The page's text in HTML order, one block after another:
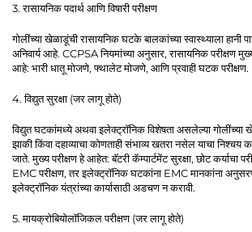
3. रासायनिक पदार्थ आणि विषारी परीक्षण
गोलींच्या खेळाडूंची रासायनिक घटके बालकांच्या स्वास्थ्याला हानी
अनिवार्य आहे. CCPSA नियमांच्या अनुसार, रासायनिक परीक्षण
आहे: भारी धातू मोजणे, फ्थालेट मोजणे, आणि प्रवाही घटक परीक्षण.
4. विद्युत सुरक्षा (जर लागू होते)
विद्युत घटकांमध्ये अथवा इलेक्ट्रॉनिक विशेषता असलेल्या गोलींच्या
झाकी किंवा दहाव्याचा कोणताही संभाव्य खतरा नसेल याचा निश्चय
जाते. मुख्य परीक्षण हे आहेत: बॅटरी कॅम्पार्टमेंट सुरक्षा, छोट कर्याचा
EMC परीक्षण, तर इलेक्ट्रॉनिक घटकांना EMC मानकांना
इलेक्ट्रॉनिक यंत्रांच्या कार्यासाठी अडचण न करावी.
5. मायक्रोबियोलॉजिकल परीक्षण (जर लागू होते)